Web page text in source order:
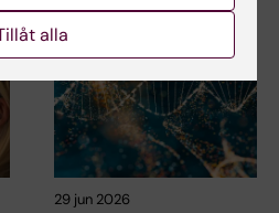
29 jun 2026
alla